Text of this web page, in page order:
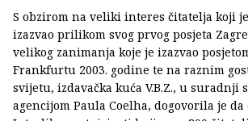
S obzirom na veliki interes čitatelja koji
izazvao prilikom svog prvog posjeta
velikog zanimanja koje je izazvao
Frankfurtu 2003. godine te na raznim
svijetu, izdavačka kuća V.B.Z., u suradnji
agencijom Paula Coelha, dogovorila je